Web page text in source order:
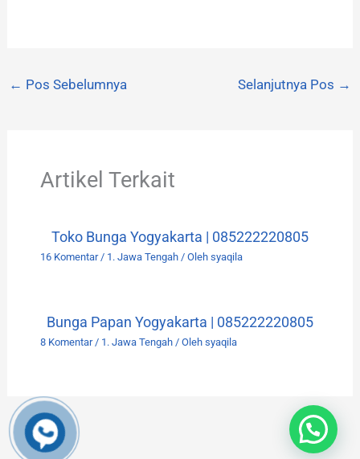
← Pos Sebelumnya Selanjutnya Pos →
Artikel Terkait
Toko Bunga Yogyakarta | 085222220805
16 Komentar / 1. Jawa Tengah/ Oleh syaqila
Bunga Papan Yogyakarta | 085222220805
8 Komentar / 1. Jawa Tengah/ Oleh syaqila